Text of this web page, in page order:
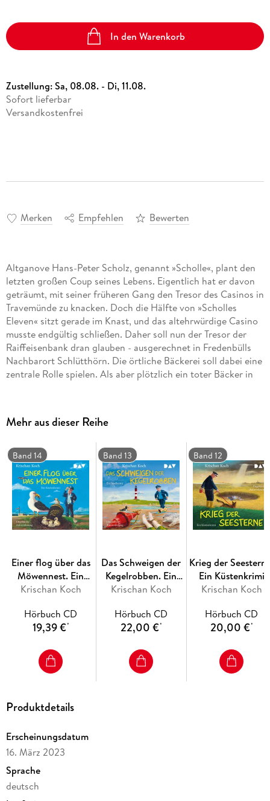
In den Warenkorb
Zustellung:Sa, 08.08. - Di, 11.08.
Sofort lieferbar
Versandkostenfrei
Merken Empfehlen Bewerten
Altganove Hans-Peter Scholz, genannt »Scholle«, plant den
letzten großen Coup seines Lebens. Eigentlich hat er davon
geträumt, mit seiner früheren Gang den Tresor des Casinos in
Travemünde zu knacken. Doch die Hälfte von »Scholles
Eleven« sitzt gerade im Knast, und das altehrwürdige Casino
musste endgültig schließen. Daher soll nun der Tresor der
Raiffeisenbank dran glauben - ausgerechnet in Fredenbülls
Nachbarort Schlütthörn. Die örtliche Bäckerei soll dabei eine
zentrale Rolle spielen. Als aber plötzlich ein toter Bäcker in
Standard Audio Format.
Mehr aus dieser Reihe
Band 14
Einer flog über das
Möwennest. Ein
Küstenkrimi
Krischan Koch
Hörbuch CD
19,39 €*
Band 13
Das Schweigen der
Kegelrobben. Ein
Inselkrimi
Krischan Koch
Hörbuch CD
22,00 €*
Band 12
Krieg der
Ein Küstenkrimi
Krischan Koch
Hörbuch CD
20,00 €*
Produktdetails
Erscheinungsdatum
16. März 2023
Sprache
deutsch